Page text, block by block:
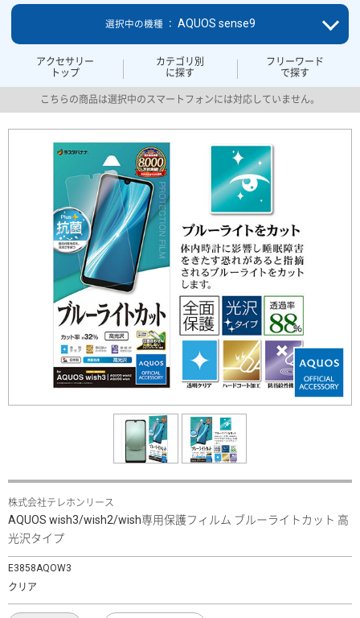
アクセサリー
トップ
カテゴリ別
に探す
フリーワード
で探す
選択中の機種 ： AQUOS sense9
こちらの商品は選択中のスマートフォンには対応していません。
株式会社テレホンリース
AQUOS wish3/wish2/wish専用保護フィルム ブルーライトカット 高
光沢タイプ
E3858AQOW3
クリア